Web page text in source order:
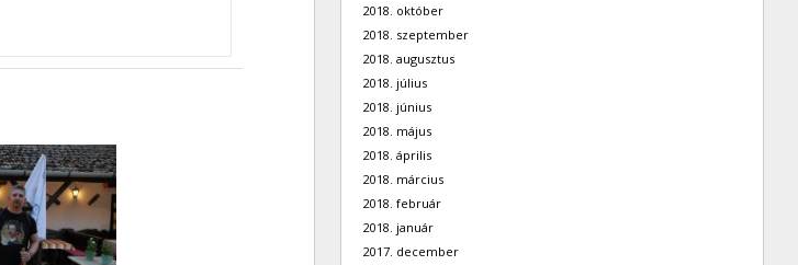
2018. október
2018. szeptember
2018. augusztus
2018. július
2018. június
2018. május
2018. április
2018. március
2018. február
2018. január
2017. december